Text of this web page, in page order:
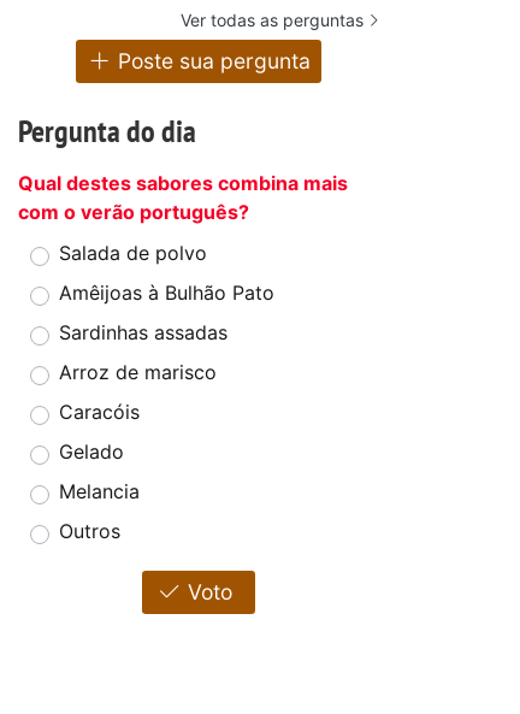
Ver todas as perguntas
Poste sua pergunta
Pergunta do dia
Qual destes sabores combina mais
com o verão português?
Salada de polvo
Amêijoas à Bulhão Pato
Sardinhas assadas
Arroz de marisco
Caracóis
Gelado
Melancia
Outros
Voto